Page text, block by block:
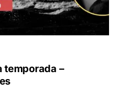
temporada –